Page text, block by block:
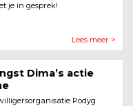
je in gesprek!
Lees meer >
Dima’s actie
Podyg